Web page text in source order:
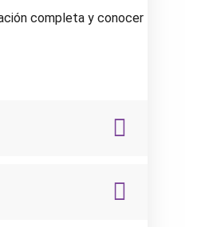
completa y conocer